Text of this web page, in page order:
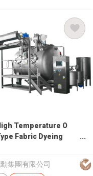
Temperature O
Fabric Dyeing
集團有限公司